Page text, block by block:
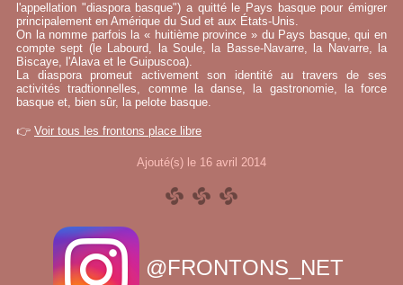
l'appellation "diaspora basque") a quitté le Pays basque pour émigrer
principalement en Amérique du Sud et aux États-Unis.
On la nomme parfois la « huitième province » du Pays basque, qui en
compte sept (le Labourd, la Soule, la Basse-Navarre, la Navarre, la
Biscaye, l'Alava et le Guipuscoa).
La diaspora promeut activement son identité au travers de ses
activités tradtionnelles, comme la danse, la gastronomie, la force
basque et, bien sûr, la pelote basque.
👉 Voir tous les frontons place libre
Ajouté(s) le 16 avril 2014
@FRONTONS_NET